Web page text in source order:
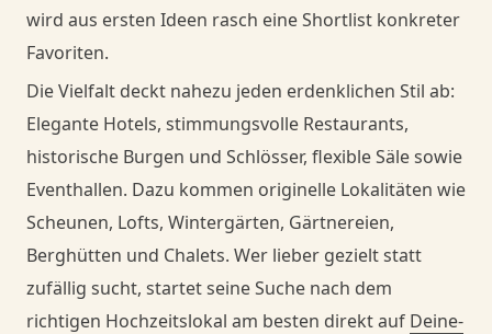
wird aus ersten Ideen rasch eine Shortlist konkreter
Favoriten.
Die Vielfalt deckt nahezu jeden erdenklichen Stil ab:
Elegante Hotels, stimmungsvolle Restaurants,
historische Burgen und Schlösser, flexible Säle sowie
Eventhallen. Dazu kommen originelle Lokalitäten wie
Scheunen, Lofts, Wintergärten, Gärtnereien,
Berghütten und Chalets. Wer lieber gezielt statt
zufällig sucht, startet seine Suche nach dem
richtigen Hochzeitslokal am besten direkt auf Deine-